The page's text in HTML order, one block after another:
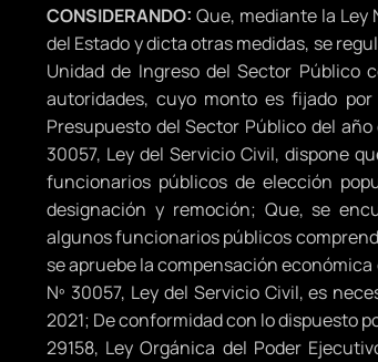
CONSIDERANDO: Que, mediante la Ley
del Estado y dicta otras medidas, se
Unidad de Ingreso del Sector Público
autoridades, cuyo monto es fijado
Presupuesto del Sector Público del
30057, Ley del Servicio Civil, dispone
funcionarios públicos de elección
designación y remoción; Que, se
algunos funcionarios públicos
se apruebe la compensación
Nº 30057, Ley del Servicio Civil, es
2021; De conformidad con lo dispuesto
29158, Ley Orgánica del Poder